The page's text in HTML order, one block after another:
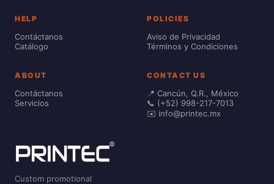
HELP
Contáctanos
Catálogo
POLICIES
Aviso de Privacidad
Términos y Condiciones
ABOUT
Contáctanos
Servicios
CONTACT US
📍 Cancún, Q.R., México
📞 (+52) 998-217-7013
✉️ info@printec.mx
Custom promotional